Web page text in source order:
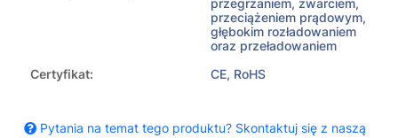
przegrzaniem, zwarciem,
przeciążeniem prądowym,
głębokim rozładowaniem
oraz przeładowaniem
Certyfikat:
CE, RoHS
Pytania na temat tego produktu? Skontaktuj się z naszą